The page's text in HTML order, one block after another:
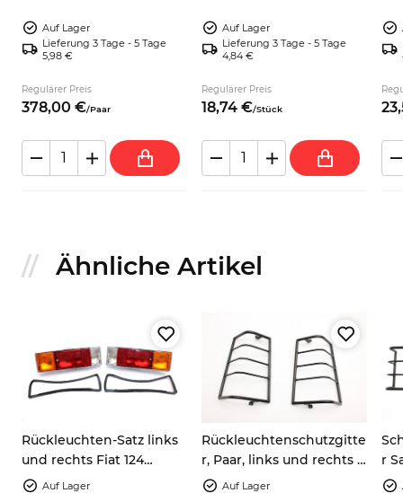
Auf Lager
Lieferung 3 Tage - 5 Tage
5,98 €
Regulärer Preis
378,00 €/Paar
9921294
Auf Lager
Lieferung 3 Tage - 5 Tage
4,84 €
Regulärer Preis
18,74 €/Stück 23,
Ähnliche Artikel
Rückleuchten-Satz links
und rechts Fiat 124
Spider BS, BS1, CS, CSA
Auf Lager
Rückleuchtenschutzgitte
r, Paar, links und rechts –
Fiat Panda 141 4x2/4x4
Auf Lager
r